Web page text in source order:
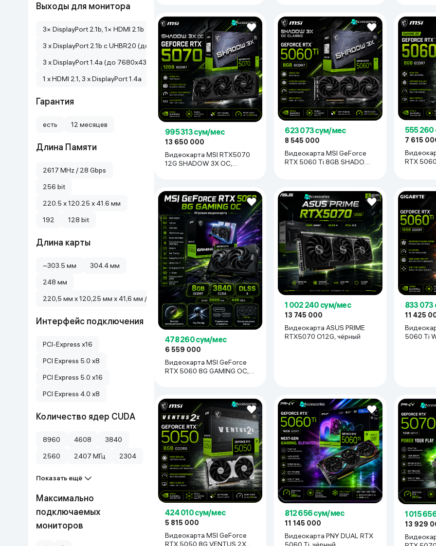
Одежда и Обувь
Выходы для монитора
3× DisplayPort 2.1b, 1× HDMI 2.1b
3 x DisplayPort 2.1b с UHBR20 (до 4K 480 Гц или 8K 165 Гц с DSC) 1 x разъем HDMI® (поддерживает 4K 120 Гц HDR, 8K
3 x DisplayPort 1.4a (до 7680x4320 при 60 Гц) 1 x HDMI® Connector*
1 x HDMI 2.1, 3 x DisplayPort 1.4a
Гарантия
есть 12 месяцев
Длина Памяти
2617 MHz / 28 Gbps
256 bit
220.5 x 120.25 x 41.6 мм
192
128 bit
Длина карты
~303.5 мм
304.4 мм
248 мм
220,5 мм x 120,25 мм x 41,6 мм / 8,7" x 4,7" x 1,6"
Интерфейс подключения
PCI-Express x16
PCI Express 5.0 x8
PCI Express 5.0 x16
PCI Express 4.0 x8
Количество ядер CUDA
8960 4608
3840
2560
2407 МГц 2304
Показать ещё
Максимально
подключаемых
мониторов
995 313 сум/мес
13 650 000
Видеокарта MSI RTX5070
12G SHADOW 3X OC,
623 073 сум/мес
8 545 000
Видеокарта MSI GeForce
RTX 5060 Ti 8GB SHADOW
555
7 615
RTX
478 260 сум/мес
6 559 000
Видеокарта MSI GeForce
RTX 5060 8G GAMING OC,
1 002 240 сум/мес
13 745 000
Видеокарта ASUS PRIME
RTX5070 O12G, чёрный
833
11 425
5060 Ti
424 010 сум/мес
5 815 000
Видеокарта MSI GeForce
RTX 5050 8G VENTUS 2X
812 656 сум/мес
11 145 000
Видеокарта PNY DUAL RTX
1 015
13 929